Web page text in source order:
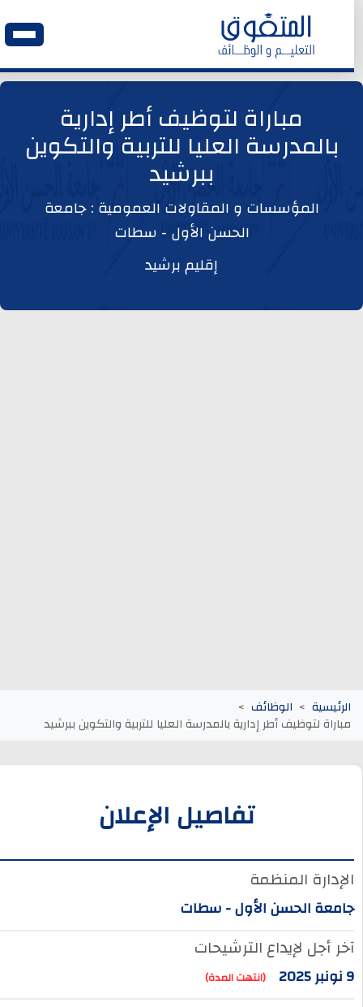
وظائف اليوم
ابحث عن وظيفة
مباراة لتوظيف أطر إدارية
بالمدرسة العليا للتربية والتكوين
ببرشيد
المؤسسات و المقاولات العمومية : جامعة
الحسن الأول - سطات
إقليم برشيد
الرئيسية الوظائف
مباراة لتوظيف أطر إدارية بالمدرسة العليا للتربية والتكوين ببرشيد
تفاصيل الإعلان
الإدارة المنظمة
جامعة الحسن الأول - سطات
آخر أجل لإيداع الترشيحات
(انتهت المدة)